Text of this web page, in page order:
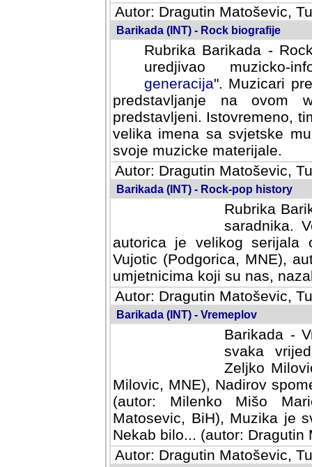
Autor: Dragutin Matoševic,
Barikada (INT) - Rock biografije
Rubrika Barikada -
uredjivao muzicko-
Muzicari predstavljeni u
na ovom web portalu
Istovremeno, tim nacinom
sa svjetske muzicke scene
materijale.
Autor: Dragutin Matoševic,
Barikada (INT) - Rock-pop history
Rubrika
saradnika.
autorica je velikog serijala
Vujotic (Podgorica, MNE),
umjetnicima koji su nas,
Autor: Dragutin Matoševic,
Barikada (INT) - Vremeplov
Barikada -
svaka
Milovic,
MNE), Nadirov spomenar
Milenko Mišo Maric, UK),
Muzika je svirala (autor:
(autor: Dragutin Matosevic,
Autor: Dragutin Matoševic,